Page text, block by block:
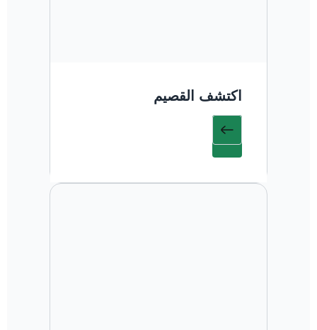
اكتشف القصيم